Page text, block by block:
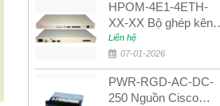
HPOM-4E1-4ETH-
XX-XX Bộ ghép kênh
quang quản lý SDH
4E1+4ETH+RS232
Liên hệ
07-01-2026
PWR-RGD-AC-DC-
250 Nguồn Cisco